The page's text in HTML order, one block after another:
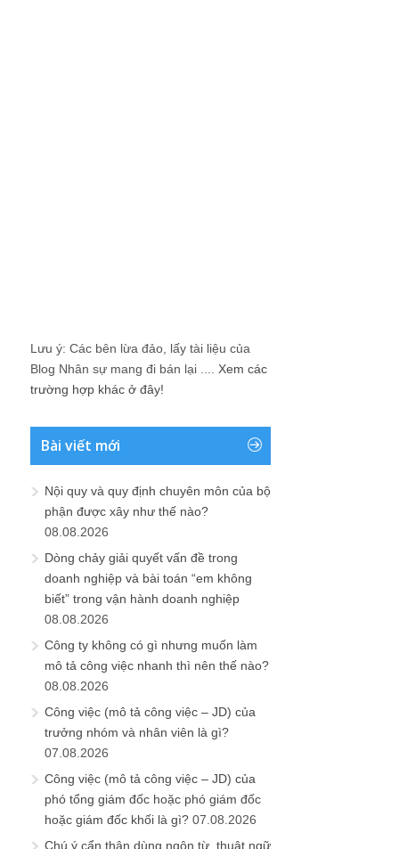
Lưu ý: Các bên lừa đảo, lấy tài liệu của
Blog Nhân sự mang đi bán lại .... Xem các
trường hợp khác ở đây!
Bài viết mới
Nội quy và quy định chuyên môn của bộ
phận được xây như thế nào?
08.08.2026
Dòng chảy giải quyết vấn đề trong
doanh nghiệp và bài toán “em không
biết” trong vận hành doanh nghiệp
08.08.2026
Công ty không có gì nhưng muốn làm
mô tả công việc nhanh thì nên thế nào?
08.08.2026
Công việc (mô tả công việc – JD) của
trưởng nhóm và nhân viên là gì?
07.08.2026
Công việc (mô tả công việc – JD) của
phó tổng giám đốc hoặc phó giám đốc
hoặc giám đốc khối là gì? 07.08.2026
Chú ý cẩn thận dùng ngôn từ, thuật ngữ